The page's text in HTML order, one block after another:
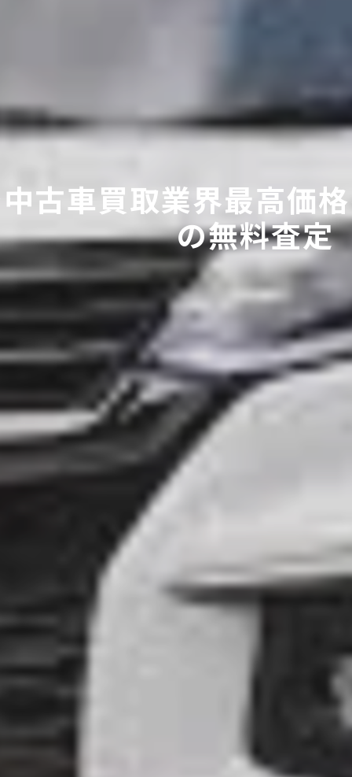
古車買取業界最高価
の無料査定